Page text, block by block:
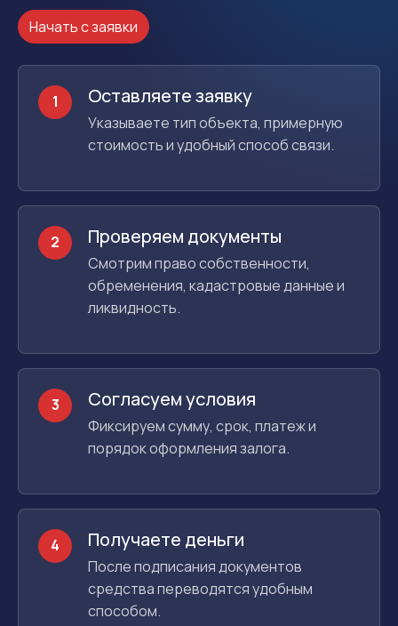
Начать с заявки
1 Оставляете заявку
Указываете тип объекта, примерную
стоимость и удобный способ связи.
2 Проверяем документы
Смотрим право собственности,
обременения, кадастровые данные и
ликвидность.
3 Согласуем условия
Фиксируем сумму, срок, платеж и
порядок оформления залога.
4 Получаете деньги
После подписания документов
средства переводятся удобным
способом.